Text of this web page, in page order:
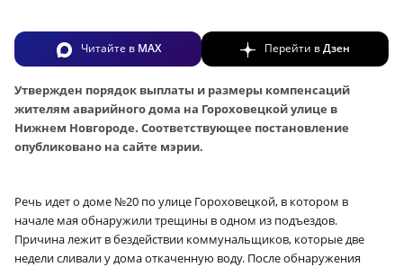
Читайте в MAX Перейти вДзен
Утвержден порядок выплаты и размеры компенсаций
жителям аварийного дома на Гороховецкой улице в
Нижнем Новгороде. Соответствующее постановление
опубликовано на сайте мэрии.
Речь идет о доме №20 по улице Гороховецкой, в котором в
начале мая обнаружили трещины в одном из подъездов.
Причина лежит в бездействии коммунальщиков, которые две
недели сливали у дома откаченную воду. После обнаружения